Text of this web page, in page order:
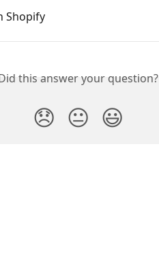
Shopify
this answer your question?
😞 😐 😃